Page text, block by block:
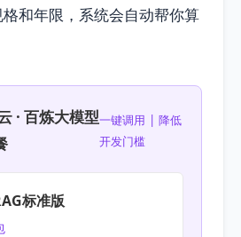
和年限，系统会自动帮你算
· 百炼大模型一键调用 | 降低
开发门槛
标准版